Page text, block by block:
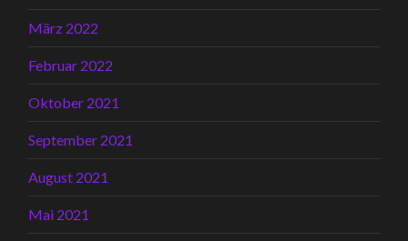
März 2022
Februar 2022
Oktober 2021
September 2021
August 2021
Mai 2021